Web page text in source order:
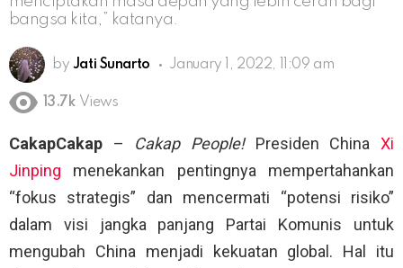
bangsa kita,” katanya.
by Jati Sunarto January 1, 2022, 11:09 am
13.7k Views
CakapCakap – Cakap People!Presiden ChinaXi
Jinping menekankan pentingnya mempertahankan
“fokus strategis” dan mencermati “potensi risiko”
dalam visi jangka panjang Partai Komunis untuk
mengubah China menjadi kekuatan global. Hal itu